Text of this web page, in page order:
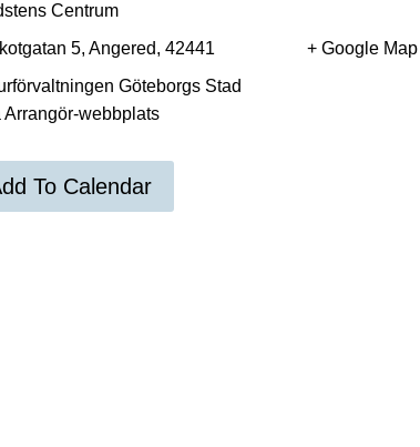
Centrum
5, Angered, 42441
+ Google Map
Göteborgs Stad
Arrangör-webbplats
To Calendar